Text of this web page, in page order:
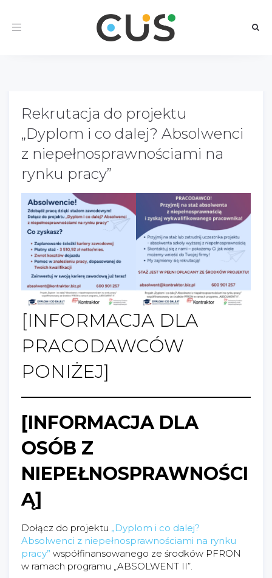
Toggle
Rekrutacja do projektu
„Dyplom i co dalej? Absolwenci
z niepełnosprawnościami na
rynku pracy”
[INFORMACJA DLA
PRACODAWCÓW
PONIŻEJ]
[INFORMACJA DLA
OSÓB Z
NIEPEŁNOSPRAWNOŚCI
Ą]
Dołącz do projektu „Dyplom i co dalej?
Absolwenci z niepełnosprawnościami na rynku
pracy” współfinansowanego ze środków PFRON
w ramach programu „ABSOLWENT II”.